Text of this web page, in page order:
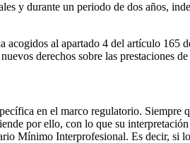
y durante un periodo de dos años,
acogidos al apartado 4 del artículo 165
derechos sobre las prestaciones
en el marco regulatorio. Siempre
por ello, con lo que su
Mínimo Interprofesional. Es decir, si